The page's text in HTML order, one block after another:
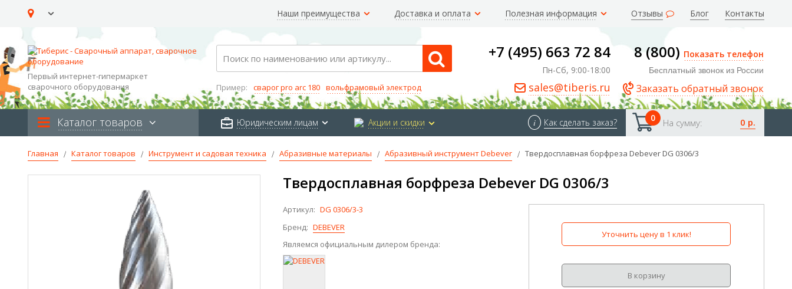
Наши преимущества Доставка и оплата Полезная информация Отзывы Блог Контакты
Первый интернет-гипермаркет
сварочного оборудования
Search
Пример: сварог pro arc 180 вольфрамовый электрод
+7 (495) 663 72 84
Пн-Сб, 9:00-18:00
sales@tiberis.ru
8 (800) Показать телефон
Бесплатный звонок из России
Заказать обратный звонок
Каталог товаров Юридическим лицам Акции и скидки 0 На сумму: 0 р.
i Как сделать заказ?
Главная Каталог товаров Инструмент и садовая техника Абразивные материалы Абразивный инструмент Debever Твердосплавная борфреза Debever DG 0306/3
Твердосплавная борфреза Debever DG 0306/3
Артикул: DG 0306/3-3
Бренд: DEBEVER
Являемся официальным дилером бренда:
Уточнить цену в 1 клик!
В корзину